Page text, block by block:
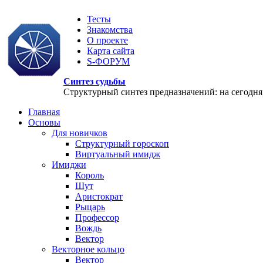
Тесты
Знакомства
О проекте
Карта сайта
S-ФОРУМ
Синтез судьбы
Структурный синтез предназначений: на
Главная
Основы
Для новичков
Структурный гороскоп
Виртуальный имидж
Имиджи
Король
Шут
Аристократ
Рыцарь
Профессор
Вождь
Вектор
Векторное кольцо
Вектор